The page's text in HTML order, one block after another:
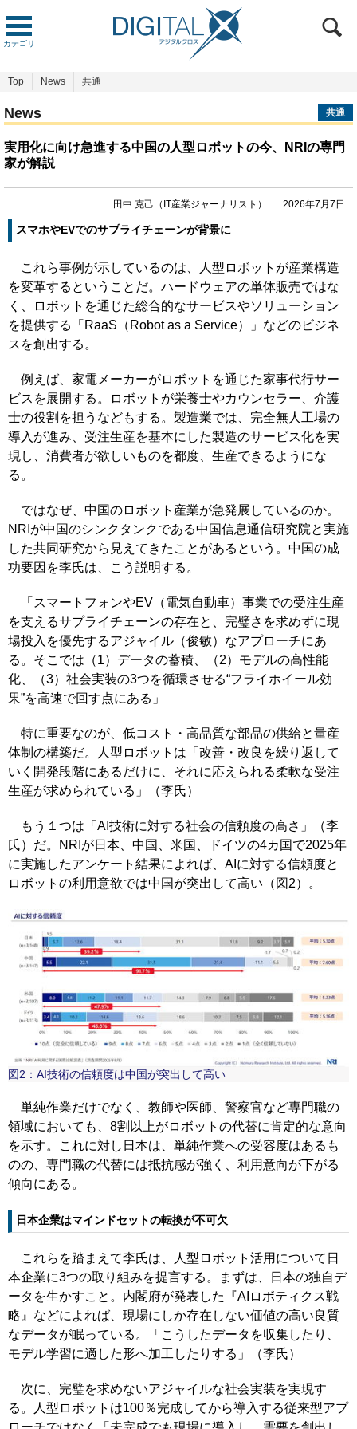
カテゴリ
Top News 共通
News 共通
実用化に向け急進する中国の人型ロボットの今、NRIの専門
家が解説
田中 克己（IT産業ジャーナリスト） 2026年7月7日
スマホやEVでのサプライチェーンが背景に
これら事例が示しているのは、人型ロボットが産業構造
を変革するということだ。ハードウェアの単体販売ではな
く、ロボットを通じた総合的なサービスやソリューション
を提供する「RaaS（Robot as a Service）」などのビジネ
スを創出する。
例えば、家電メーカーがロボットを通じた家事代行サー
ビスを展開する。ロボットが栄養士やカウンセラー、介護
士の役割を担うなどもする。製造業では、完全無人工場の
導入が進み、受注生産を基本にした製造のサービス化を実
現し、消費者が欲しいものを都度、生産できるようにな
る。
ではなぜ、中国のロボット産業が急発展しているのか。
NRIが中国のシンクタンクである中国信息通信研究院と実施
した共同研究から見えてきたことがあるという。中国の成
功要因を李氏は、こう説明する。
「スマートフォンやEV（電気自動車）事業での受注生産
を支えるサプライチェーンの存在と、完璧さを求めずに現
場投入を優先するアジャイル（俊敏）なアプローチにあ
る。そこでは（1）データの蓄積、（2）モデルの高性能
化、（3）社会実装の3つを循環させる“フライホイール効
果”を高速で回す点にある」
特に重要なのが、低コスト・高品質な部品の供給と量産
体制の構築だ。人型ロボットは「改善・改良を繰り返して
いく開発段階にあるだけに、それに応えられる柔軟な受注
生産が求められている」（李氏）
もう１つは「AI技術に対する社会の信頼度の高さ」（李
氏）だ。NRIが日本、中国、米国、ドイツの4カ国で2025年
に実施したアンケート結果によれば、AIに対する信頼度と
ロボットの利用意欲では中国が突出して高い（図2）。
図2：AI技術の信頼度は中国が突出して高い
単純作業だけでなく、教師や医師、警察官など専門職の
領域においても、8割以上がロボットの代替に肯定的な意向
を示す。これに対し日本は、単純作業への受容度はあるも
のの、専門職の代替には抵抗感が強く、利用意向が下がる
傾向にある。
日本企業はマインドセットの転換が不可欠
これらを踏まえて李氏は、人型ロボット活用について日
本企業に3つの取り組みを提言する。まずは、日本の独自デ
ータを生かすこと。内閣府が発表した『AIロボティクス戦
略』などによれば、現場にしか存在しない価値の高い良質
なデータが眠っている。「こうしたデータを収集したり、
モデル学習に適した形へ加工したりする」（李氏）
次に、完璧を求めないアジャイルな社会実装を実現す
る。人型ロボットは100％完成してから導入する従来型アプ